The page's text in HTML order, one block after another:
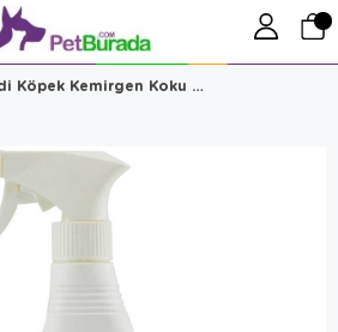
Bioline Kedi Köpek Kemirgen Koku Giderici Sprey 500ml